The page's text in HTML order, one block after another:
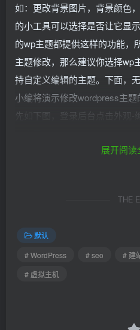
如：更改背景图片，背景颜色
的小工具可以选择是否让它显
的wp主题都提供这样的功能，
主题修改，那么建议你选择wp
持自定义编辑的主题。下面，
小编将演示修改wordpress主
先如下图，登录后台点击外观-
展开阅读
展开阅读
THE
默认
# WordPress
# seo # 建
# 虚拟主机